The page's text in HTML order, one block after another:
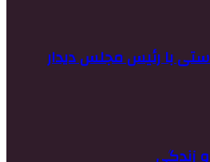
با رئیس مجلس دیدار
زندگی